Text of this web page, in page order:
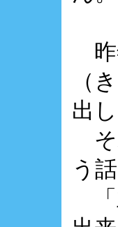
昨
（
出
そ
う
「